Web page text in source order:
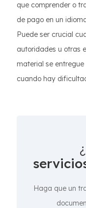
que comprender o
de pago en un
Puede ser crucial
autoridades u otras
material se
cuando hay
Haga que un